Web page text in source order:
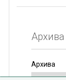
Архива
Архива